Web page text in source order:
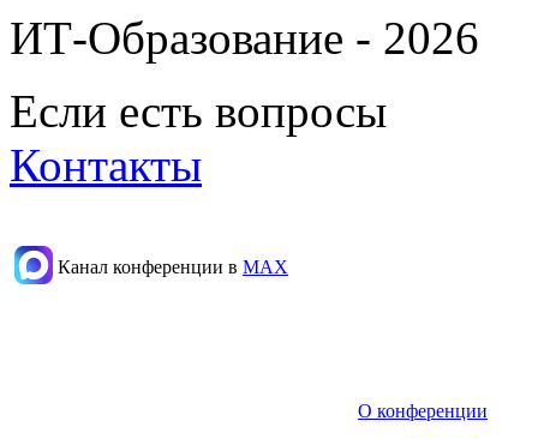
ИТ-Образование - 2026
Если есть вопросы
Контакты
Канал конференции в МАХ
О конференции